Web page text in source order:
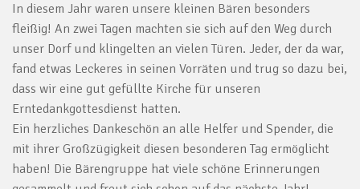
In diesem Jahr waren unsere kleinen Bären besonders
fleißig! An zwei Tagen machten sie sich auf den Weg durch
unser Dorf und klingelten an vielen Türen. Jeder, der da war,
fand etwas Leckeres in seinen Vorräten und trug so dazu bei,
dass wir eine gut gefüllte Kirche für unseren
Erntedankgottesdienst hatten.
Ein herzliches Dankeschön an alle Helfer und Spender, die
mit ihrer Großzügigkeit diesen besonderen Tag ermöglicht
haben! Die Bärengruppe hat viele schöne Erinnerungen